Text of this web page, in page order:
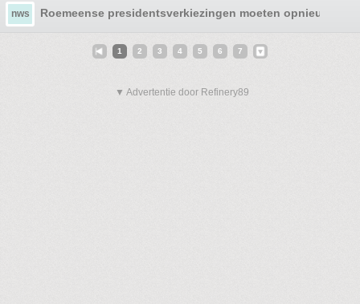
nws Roemeense presidentsverkiezingen moeten opnieuw
1 2 3 4 5 6 7
▼ Advertentie door Refinery89